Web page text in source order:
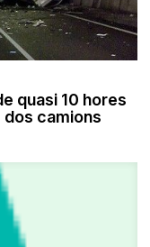
quasi 10 hores
camions